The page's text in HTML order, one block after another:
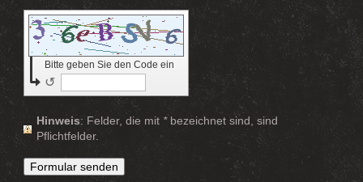
Bitte geben Sie den Code ein
↺
Hinweis : Felder, die mit *bezeichnet sind, sind
Pflichtfelder.